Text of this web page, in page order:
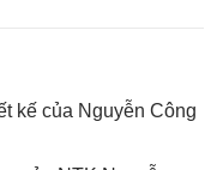
kế của Nguyễn Công